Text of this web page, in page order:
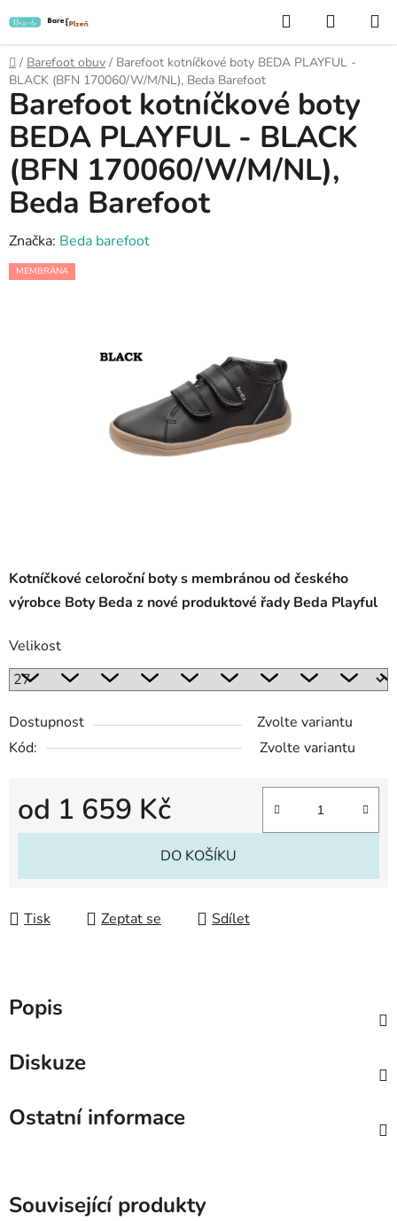
na
obsah
Hledat
KOŠÍK
Domů
/ Barefoot obuv / Barefoot kotníčkové boty BEDA PLAYFUL -
BLACK (BFN 170060/W/M/NL), Beda Barefoot
Kotníčkové celoroční boty s membránou od českého
výrobce Boty Beda z nové produktové řady Beda Playful
Velikost
Dostupnost
Zvolte variantu
Kód:
Zvolte variantu
od 1 659 Kč
Měrná cena:
DO KOŠÍKU
Tisk Zeptat se Sdílet
Barefoot kotníčkové boty
BEDA PLAYFUL - BLACK
(BFN 170060/W/M/NL),
Beda Barefoot
Značka: Beda barefoot
MEMBRÁNA
Popis
Diskuze
Ostatní informace
Související produkty